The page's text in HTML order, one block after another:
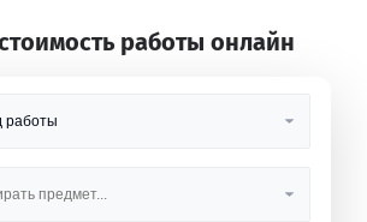
работы онлайн